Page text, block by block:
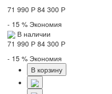
71 990 Р 84 300 Р
- 15 % Экономия
В наличии
71 990 Р 84 300 Р
- 15 % Экономия
В корзину